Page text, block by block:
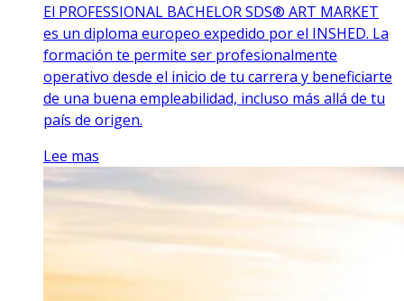
El PROFESSIONAL BACHELOR SDS® ART MARKET
es un diploma europeo expedido por el INSHED. La
formación te permite ser profesionalmente
operativo desde el inicio de tu carrera y beneficiarte
de una buena empleabilidad, incluso más allá de tu
país de origen.
Lee mas